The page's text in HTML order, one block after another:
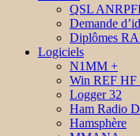
QSL
Demande
Diplômes
Logiciels
N1MM +
Win REF
Logger 32
Ham Radio
Hamsphère